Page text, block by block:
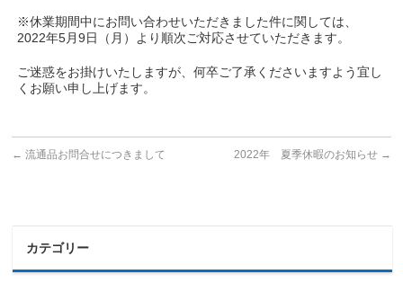
※休業期間中にお問い合わせいただきました件に関しては、
2022年5月9日（月）より順次ご対応させていただきます。
ご迷惑をお掛けいたしますが、何卒ご了承くださいますよう宜し
くお願い申し上げます。
← 流通品お問合せにつきまして 2022年 夏季休暇のお知らせ →
カテゴリー